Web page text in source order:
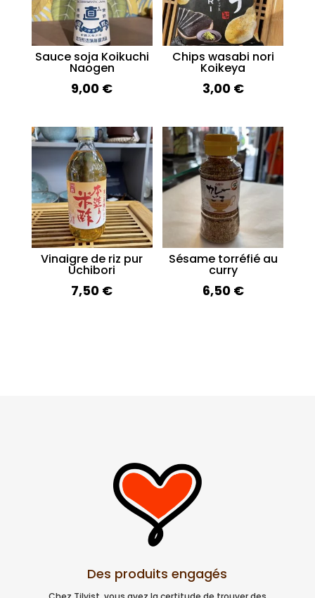
Sauce soja Koikuchi
Naogen
9,00 €
Chips wasabi nori
Koikeya
3,00 €
Vinaigre de riz pur
Uchibori
7,50 €
Sésame torréfié au
curry
6,50 €
Des produits engagés